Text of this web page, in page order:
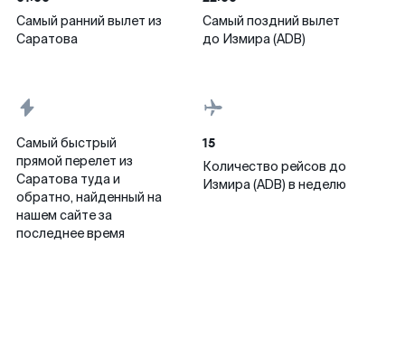
Самый ранний вылет из
Саратова
Самый поздний вылет
до Измира (ADB)
Самый быстрый
прямой перелет из
Саратова туда и
обратно, найденный на
нашем сайте за
последнее время
15
Количество рейсов до
Измира (ADB) в неделю